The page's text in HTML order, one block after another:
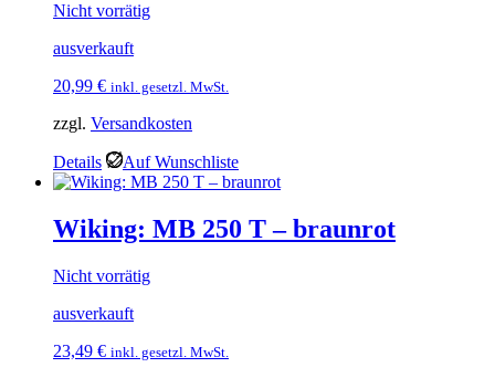
Nicht vorrätig
ausverkauft
20,99 € inkl. gesetzl. MwSt.
zzgl. Versandkosten
Details Auf Wunschliste
Wiking: MB 250 T – braunrot
Nicht vorrätig
ausverkauft
23,49 € inkl. gesetzl. MwSt.